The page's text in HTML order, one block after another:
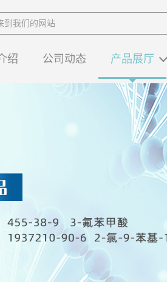
到我们的网站
绍 公司动态 产品展厅